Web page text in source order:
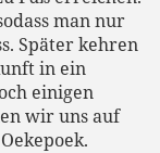
man nur
Später kehren
in ein
einigen
wir uns auf